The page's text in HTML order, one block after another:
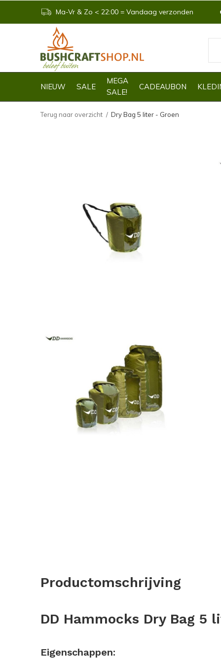
NIEUW SALE
MEGA
SALE!
CADEAUBON
Ma-Vr & Zo < 22:00 = Vandaag verzonden
Terug naar overzicht Dry Bag 5 liter - Groen
Productomschrijving
DD Hammocks Dry Bag 5
Eigenschappen: